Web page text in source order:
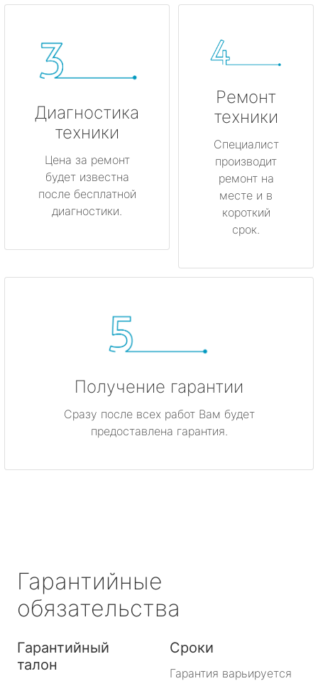
Диагностика
техники
Цена за ремонт
будет известна
после бесплатной
диагностики.
Ремонт
техники
Специалист
производит
ремонт на
месте и в
короткий
срок.
Получение гарантии
Сразу после всех работ Вам будет
предоставлена гарантия.
Гарантийные
обязательства
Гарантийный
талон
Сроки
Гарантия варьируется